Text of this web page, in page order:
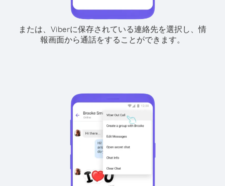
または、Viberに保存されている連絡先を選択し、情
報画面から通話をすることができます。